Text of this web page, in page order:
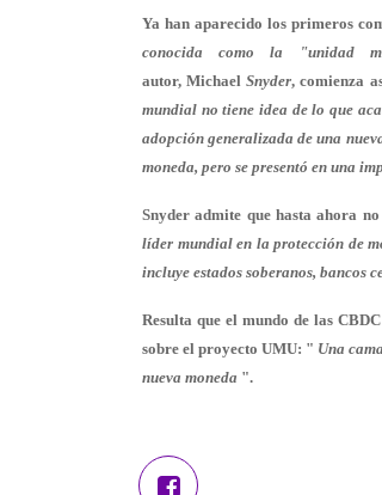
Ya han aparecido los primeros
conocida como la "unidad
autor, MichaelSnyder, comienza
mundial no tiene idea de lo que
adopción generalizada de una
moneda, pero se presentó en una
Snyder admite que hasta ahora
líder mundial en la protección de
incluye estados soberanos, bancos
Resulta que el mundo de las
sobre el proyecto UMU: " Una
nueva moneda ".